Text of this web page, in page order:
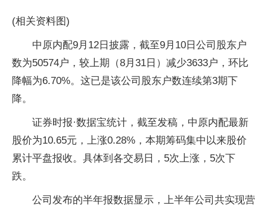
(相关资料图)
中原内配9月12日披露，截至9月10日公司股东户
数为50574户，较上期（8月31日）减少3633户，环比
降幅为6.70%。这已是该公司股东户数连续第3期下
降。
证券时报·数据宝统计，截至发稿，中原内配最新
股价为10.65元，上涨0.28%，本期筹码集中以来股价
累计平盘报收。具体到各交易日，5次上涨，5次下
跌。
公司发布的半年报数据显示，上半年公司共实现营